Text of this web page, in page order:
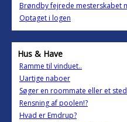
Brøndby fejrede mesterskabet
Optaget i logen
Hus & Have
Ramme til vinduet..
Uartige naboer
Søger en roommate eller et
Rensning af poolen!?
Hvad er Emdrup?